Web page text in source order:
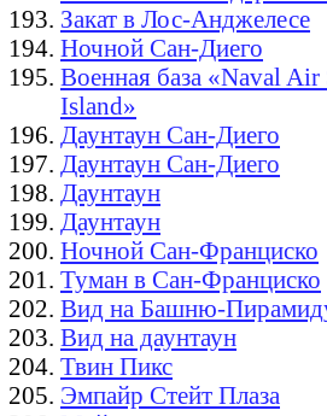
Закат в Лос-Анджелесе
Ночной Сан-Диего
Военная база «Naval
Island»
Даунтаун Сан-Диего
Даунтаун Сан-Диего
Даунтаун
Даунтаун
Ночной Сан-Франциско
Туман в Сан-Франциско
Вид на Башню-
Вид на даунтаун
Твин Пикс
Эмпайр Стейт Плаза